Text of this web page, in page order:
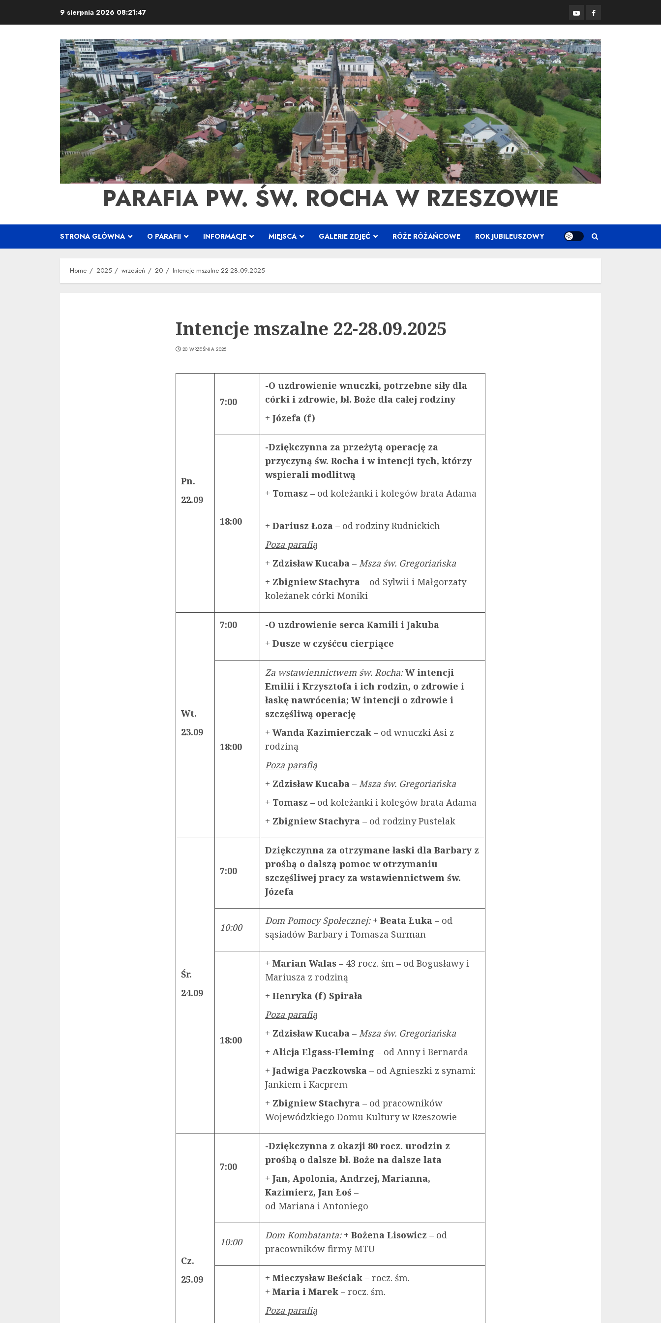
9 sierpnia 2026 08:21:48 YouTubeFacebook
PARAFIA PW. ŚW. ROCHA W RZESZOWIE
STRONA GŁÓWNA O PARAFII INFORMACJE MIEJSCA GALERIE ZDJĘĆ RÓŻE RÓŻAŃCOWE ROK JUBILEUSZOWY
Home 2025 wrzesień 20 Intencje mszalne 22-28.09.2025
Intencje mszalne 22-28.09.2025
20 WRZEŚNIA 2025
Pn.
22.09
7:00
-O uzdrowienie wnuczki, potrzebne siły dla
córki i zdrowie, bł. Boże dla całej rodziny
+ Józefa (f)
18:00
-Dziękczynna za przeżytą operację za
przyczyną św. Rocha i w intencji tych, którzy
wspierali modlitwą
+ Tomasz – od koleżanki i kolegów brata Adama
+ Dariusz Łoza – od rodziny Rudnickich
Poza parafią
+ Zdzisław Kucaba – Msza św. Gregoriańska
+ Zbigniew Stachyra – od Sylwii i Małgorzaty –
koleżanek córki Moniki
Wt.
23.09
7:00
-O uzdrowienie serca Kamili i Jakuba
+ Dusze w czyśćcu cierpiące
18:00
Za wstawiennictwem św. Rocha:W intencji
Emilii i Krzysztofa i ich rodzin, o zdrowie i
łaskę nawrócenia; W intencji o zdrowie i
szczęśliwą operację
+ Wanda Kazimierczak – od wnuczki Asi z
rodziną
Poza parafią
+ Zdzisław Kucaba – Msza św. Gregoriańska
+ Tomasz – od koleżanki i kolegów brata Adama
+ Zbigniew Stachyra – od rodziny Pustelak
Śr.
24.09
7:00
Dziękczynna za otrzymane łaski dla Barbary z
prośbą o dalszą pomoc w otrzymaniu
szczęśliwej pracy za wstawiennictwem św.
Józefa
10:00
Dom Pomocy Społecznej:+ Beata Łuka – od
sąsiadów Barbary i Tomasza Surman
18:00
+ Marian Walas – 43 rocz. śm – od Bogusławy i
Mariusza z rodziną
+ Henryka (f) Spirała
Poza parafią
+ Zdzisław Kucaba – Msza św. Gregoriańska
+ Alicja Elgass-Fleming – od Anny i Bernarda
+ Jadwiga Paczkowska – od Agnieszki z synami:
Jankiem i Kacprem
+ Zbigniew Stachyra – od pracowników
Wojewódzkiego Domu Kultury w Rzeszowie
Cz.
25.09
7:00
-Dziękczynna z okazji 80 rocz. urodzin z
prośbą o dalsze bł. Boże na dalsze lata
+ Jan, Apolonia, Andrzej, Marianna,
Kazimierz, Jan Łoś –
od Mariana i Antoniego
10:00
Dom Kombatanta: + Bożena Lisowicz – od
pracowników firmy MTU
+ Mieczysław Beściak – rocz. śm.
+ Maria i Marek – rocz. śm.
Poza parafią